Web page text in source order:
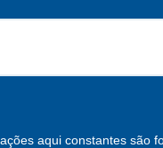
aqui constantes são